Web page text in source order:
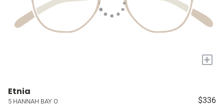
+
Etnia
5 HANNAH BAY O $336